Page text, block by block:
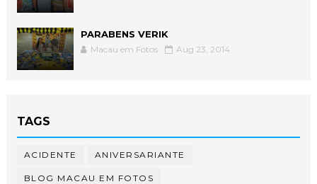
PARABENS VERIK
Macau em Fotos Aug 23, 2014
TAGS
ACIDENTE ANIVERSARIANTE
BLOG MACAU EM FOTOS